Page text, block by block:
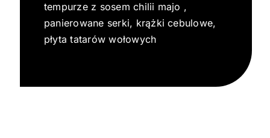
tempurze z sosem chilii majo ,
panierowane serki, krążki cebulowe,
płyta tatarów wołowych